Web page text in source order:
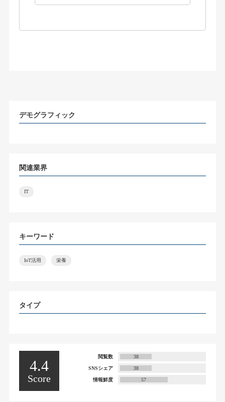
デモグラフィック
関連業界
IT
キーワード
IoT活用 栄養
タイプ
4.4
Score
閲覧数 38
SNSシェア 38
情報鮮度 57